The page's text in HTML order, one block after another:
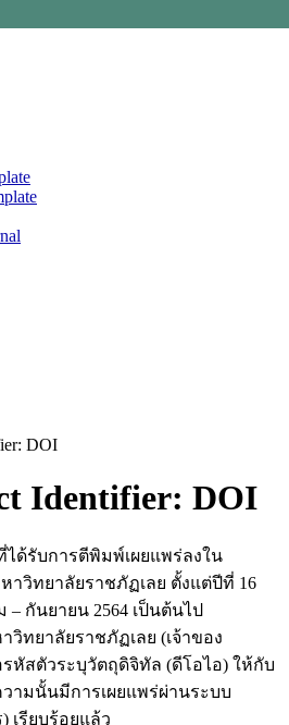
DOI
Identifier: DOI
การตีพิมพ์เผยแพร่ลงใน
วิทยาลัยราชภัฏเลย ตั้งแต่ปีที่ 16
กันยายน 2564 เป็นต้นไป
ทยาลัยราชภัฏเลย (เจ้าของ
หัสตัวระบุวัตถุดิจิทัล (ดีโอไอ) ให้กับ
มนั้นมีการเผยแพร่ผ่านระบบ
เรียบร้อยแล้ว